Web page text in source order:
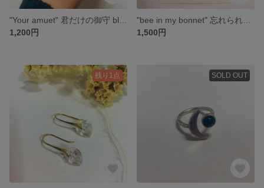
1,200円
1,500円
残り1点 SOLD OUT